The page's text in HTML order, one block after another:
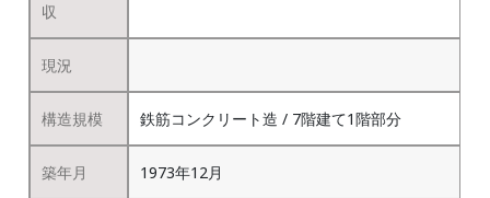
収
現況
構造規模 鉄筋コンクリート造 / 7階建て1階部分
築年月 1973年12月